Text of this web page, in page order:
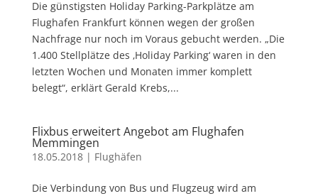
Die günstigsten Holiday Parking-Parkplätze am
Flughafen Frankfurt können wegen der großen
Nachfrage nur noch im Voraus gebucht werden. „Die
1.400 Stellplätze des ‚Holiday Parking‘ waren in den
letzten Wochen und Monaten immer komplett
belegt“, erklärt Gerald Krebs,...
Flixbus erweitert Angebot am Flughafen
Memmingen
18.05.2018| Flughäfen
Die Verbindung von Bus und Flugzeug wird am